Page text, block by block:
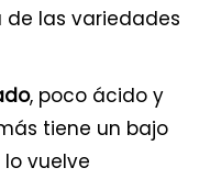
de las variedades
, poco ácido y
tiene un bajo
vuelve